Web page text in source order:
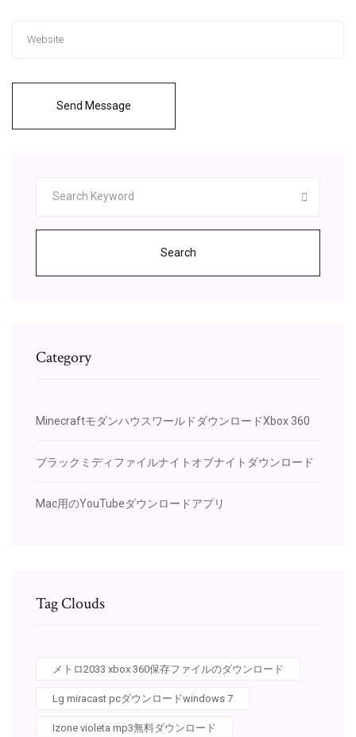
Send Message
Search
Category
MinecraftモダンハウスワールドダウンロードXbox 360
ブラックミディファイルナイトオブナイトダウンロード
Mac用のYouTubeダウンロードアプリ
Tag Clouds
メトロ2033 xbox 360保存ファイルのダウンロード
Lg miracast pcダウンロードwindows 7
Izone violeta mp3無料ダウンロード